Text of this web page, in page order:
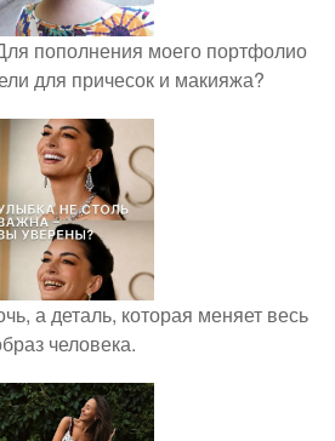
пополнения моего портфолио
для причесок и макияжа?
а деталь, которая меняет весь
человека.